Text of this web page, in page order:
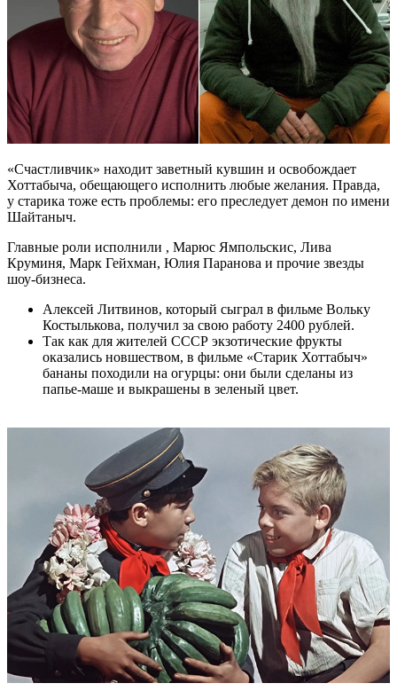
«Счастливчик» находит заветный кувшин и освобождает
Хоттабыча, обещающего исполнить любые желания. Правда,
у старика тоже есть проблемы: его преследует демон по имени
Шайтаныч.
Главные роли исполнили , Марюс Ямпольскис, Лива
Круминя, Марк Гейхман, Юлия Паранова и прочие звезды
шоу-бизнеса.
Алексей Литвинов, который сыграл в фильме Вольку
Костылькова, получил за свою работу 2400 рублей.
Так как для жителей СССР экзотические фрукты
оказались новшеством, в фильме «Старик Хоттабыч»
бананы походили на огурцы: они были сделаны из
папье-маше и выкрашены в зеленый цвет.